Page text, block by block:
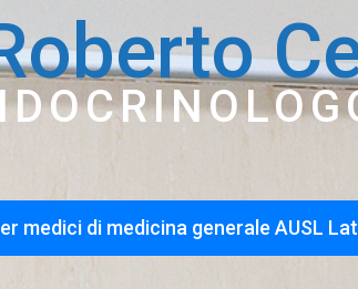
medici di medicina generale AUSL